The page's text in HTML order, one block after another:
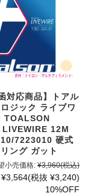
対応商品】トアル
ジック ライブワ
TOALSON
12M
7223010 硬式
ング ガット
小売価格: ¥3,960(税込)
¥3,564(税抜 ¥3,240)
10%OFF